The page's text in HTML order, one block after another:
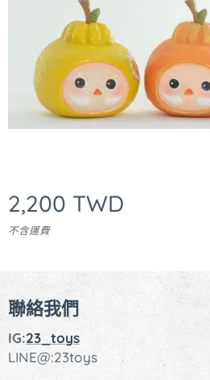
2,200 TWD
不含運費
聯絡我們
IG:23_toys
LINE@:23toys